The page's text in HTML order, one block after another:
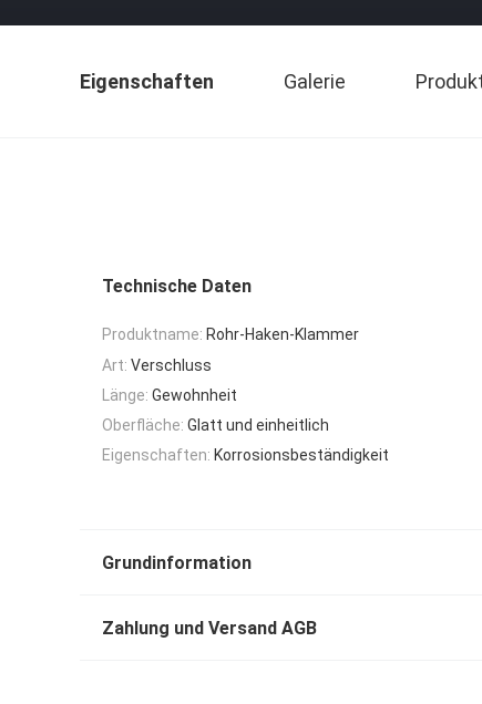
Eigenschaften Galerie
Technische Daten
Produktname: Rohr-Haken-Klammer
Art: Verschluss
Länge: Gewohnheit
Oberfläche: Glatt und einheitlich
Eigenschaften: Korrosionsbeständigkeit
Grundinformation
Zahlung und Versand AGB